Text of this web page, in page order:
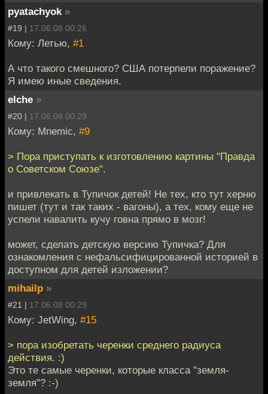
pyatachyok »
#19 | 17.06.08 00:26
Кому: Летью, #1
А что такого смешного? США потерпели поражение?
Я имею иные сведения.
elche »
#20 | 17.06.08 00:29
Кому: Mnemic, #9
> Пора приступать к изготовлению картины "Правда
о Советском Союзе".
и привлекать в Тупичок детей! Не тех, кто тут херню
пишет (тут и так таких - вагоны), а тех, кому еще не
успели навалить кучу говна прямо в мозг!
может, сделать детскую версию Тупичка? Для
ознакомления с нефальсифицированной историей в
доступном для детей изложении?
mihailp »
#21 | 17.06.08 00:29
Кому: JetWing, #15
> пора изобретать черенки среднего радиуса
действия. :)
Это те самые черенки, которые класса "земля-
земля"? :-)